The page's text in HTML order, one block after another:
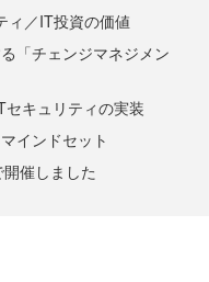
ィ／IT投資の価値
「チェンジマネジメン
キュリティの実装
インドセット
催しました